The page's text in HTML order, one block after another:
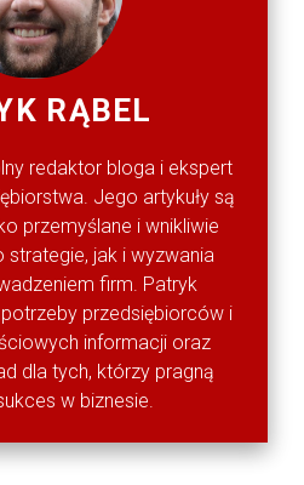
RĄBEL
redaktor bloga i ekspert
Jego artykuły są
przemyślane i wnikliwie
strategie, jak i wyzwania
firm. Patryk
przedsiębiorców i
informacji oraz
dla tych, którzy pragną
w biznesie.